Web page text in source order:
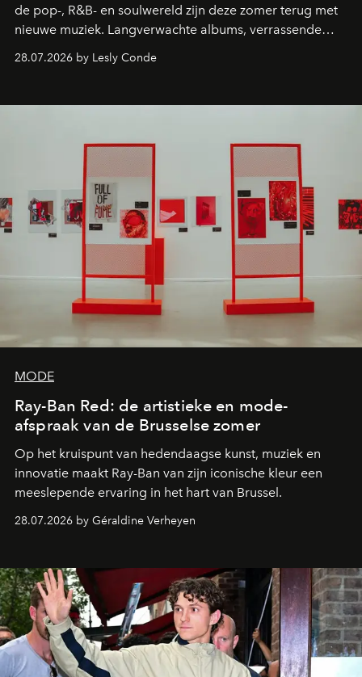
de pop-, R&B- en soulwereld zijn deze zomer terug met
nieuwe muziek. Langverwachte albums, verrassende
comebacks en veelbelovende nieuwe projecten: dit zijn
de releases die je niet mag missen.
28.07.2026 by Lesly Conde
MODE
Ray-Ban Red: de artistieke en mode-
afspraak van de Brusselse zomer
Op het kruispunt van hedendaagse kunst, muziek en
innovatie maakt Ray-Ban van zijn iconische kleur een
meeslepende ervaring in het hart van Brussel.
28.07.2026 by Géraldine Verheyen